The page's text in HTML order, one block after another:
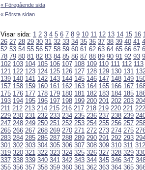
« Föregående sida
« Första sidan
Visar sida: 1 2 3 4 5 6 7 8 9 10 11 12 13 14 15 16
26 27 28 29 30 31 32 33 34 35 36 37 38 39 40 41
52 53 54 55 56 57 58 59 60 61 62 63 64 65 66 67
78 79 80 81 82 83 84 85 86 87 88 89 90 91 92 93
102 103 104 105 106 107 108 109 110 111 112 113
121 122 123 124 125 126 127 128 129 130 131
139 140 141 142 143 144 145 146 147 148 149
157 158 159 160 161 162 163 164 165 166 167
175 176 177 178 179 180 181 182 183 184 185
193 194 195 196 197 198 199 200 201 202 203
211 212 213 214 215 216 217 218 219 220 221 222
229 230 231 232 233 234 235 236 237 238 239
247 248 249 250 251 252 253 254 255 256 257
265 266 267 268 269 270 271 272 273 274 275
283 284 285 286 287 288 289 290 291 292 293
301 302 303 304 305 306 307 308 309 310 311 312
319 320 321 322 323 324 325 326 327 328 329
337 338 339 340 341 342 343 344 345 346 347
355 356 357 358 359 360 361 362 363 364 365